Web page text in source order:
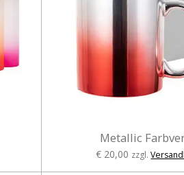
Metallic
€ 20,00 zzgl.